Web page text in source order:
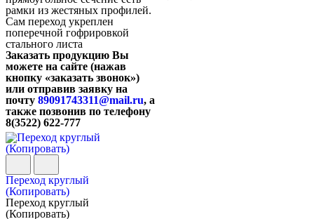
рамки из жестяных профилей.
Сам переход укреплен
поперечной гофрировкой
стального листа
Заказать продукцию Вы
можете на сайте (нажав
кнопку «заказать звонок»)
или отправив заявку на
почту 89091743311@mail.ru, а
также позвонив по телефону
8(3522) 622-777
Переход круглый
(Копировать)
Переход круглый
(Копировать)